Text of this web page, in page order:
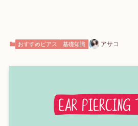
おすすめピアス 基礎知識 アサコ